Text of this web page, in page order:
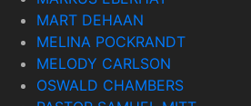
MART DEHAAN
MELINA POCKRANDT
MELODY CARLSON
OSWALD CHAMBERS